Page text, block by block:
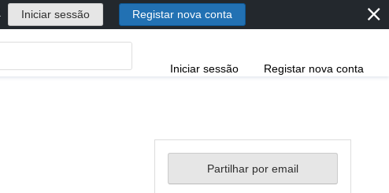
Iniciar sessão Registar nova conta ⨯
Iniciar sessão Registar nova conta
Partilhar por email